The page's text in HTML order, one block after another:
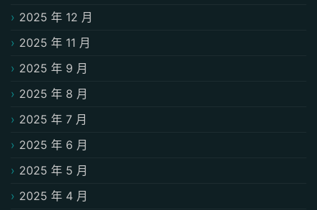
2025 年 12 月
2025 年 11 月
2025 年 9 月
2025 年 8 月
2025 年 7 月
2025 年 6 月
2025 年 5 月
2025 年 4 月